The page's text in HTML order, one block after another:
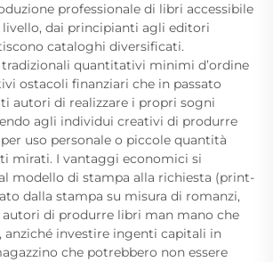
professionale di libri accessibile
dai principianti agli editori
cataloghi diversificati.
tradizionali quantitativi minimi d’ordine
ostacoli finanziari che in passato
autori di realizzare i propri sogni
agli individui creativi di produrre
uso personale o piccole quantità
mirati. I vantaggi economici si
modello di stampa alla richiesta (print-
dalla stampa su misura di romanzi,
di produrre libri man mano che
investire ingenti capitali in
che potrebbero non essere